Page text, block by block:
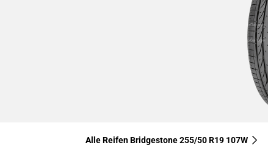
Alle Reifen Bridgestone 255/50 R19 107W